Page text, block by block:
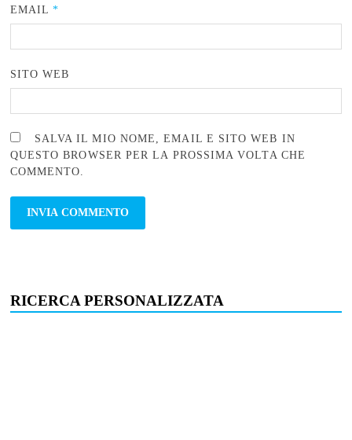
EMAIL*
SITO WEB
SALVA IL MIO NOME, EMAIL E SITO WEB IN
QUESTO BROWSER PER LA PROSSIMA VOLTA CHE
COMMENTO.
RICERCA PERSONALIZZATA